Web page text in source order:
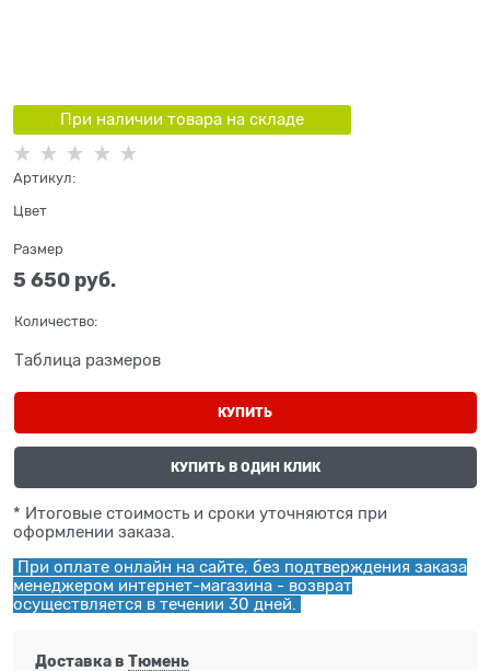
При наличии товара на складе
Артикул:
Цвет
Размер
5 650 руб.
Количество:
Таблица размеров
КУПИТЬ
КУПИТЬ В ОДИН КЛИК
* Итоговые стоимость и сроки уточняются при
оформлении заказа.
При оплате онлайн на сайте, без подтверждения заказа
менеджером интернет-магазина - возврат
осуществляется в течении 30 дней.
Доставка в Тюмень